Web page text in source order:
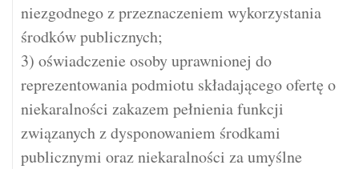
niezgodnego z przeznaczeniem wykorzystania
środków publicznych;
3) oświadczenie osoby uprawnionej do
reprezentowania podmiotu składającego ofertę o
niekaralności zakazem pełnienia funkcji
związanych z dysponowaniem środkami
publicznymi oraz niekaralności za umyślne